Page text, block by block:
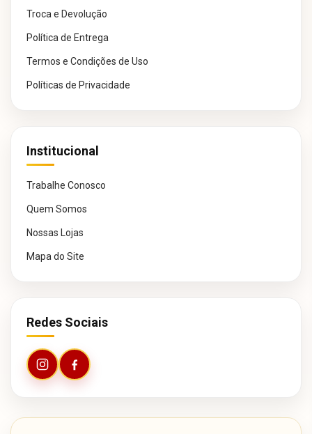
Troca e Devolução
Política de Entrega
Termos e Condições de Uso
Políticas de Privacidade
Institucional
Trabalhe Conosco
Quem Somos
Nossas Lojas
Mapa do Site
Redes Sociais